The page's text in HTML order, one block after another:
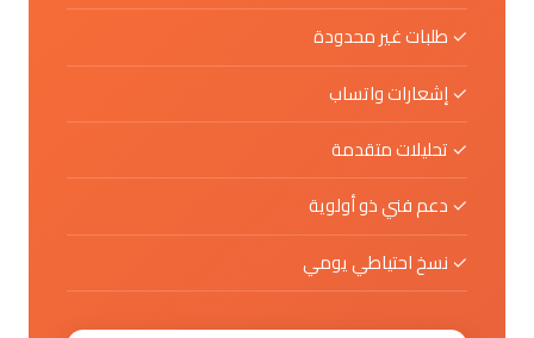
✓ طلبات غير محدودة
✓ إشعارات واتساب
✓ تحليلات متقدمة
✓ دعم فني ذو أولوية
✓ نسخ احتياطي يومي